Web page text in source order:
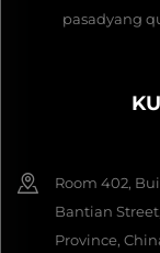
pasadyang
Room 402,
Bantian
Province,